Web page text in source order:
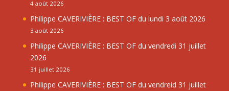
4 août 2026
Philippe CAVERIVIÈRE : BEST OF du lundi 3 août 2026
3 août 2026
Philippe CAVERIVIÈRE : BEST OF du vendredi 31 juillet
2026
31 juillet 2026
Philippe CAVERIVIÈRE : BEST OF du vendreid 31 juillet